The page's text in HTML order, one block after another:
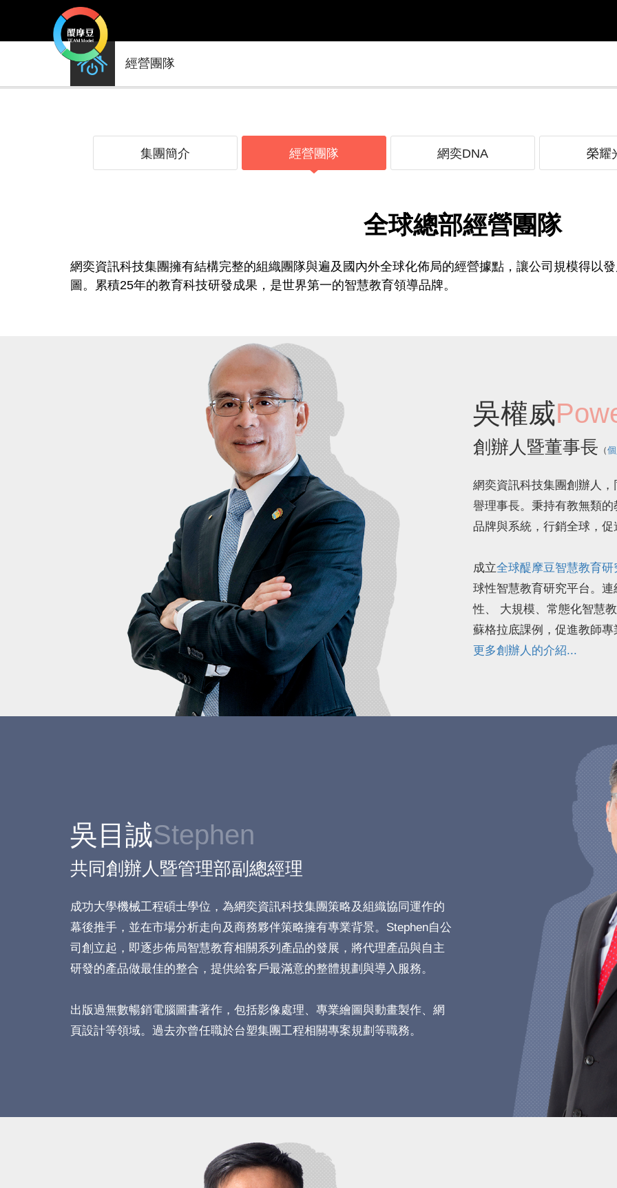
經營團隊
集團簡介 經營團隊 網奕DNA 榮耀
全球總部經營團隊
網奕資訊科技集團擁有結構完整的組織團隊與遍及國內外全球化佈局的經營據點，讓公司規模得以
圖。累積25年的教育科技研發成果，是世界第一的智慧教育領導品牌。
吳權威
創辦人暨董事長 （
網奕資訊科技集團創辦人
譽理事長。秉持有教無類
品牌與系統，行銷全球，
成立全球醍摩豆智慧教育研
球性智慧教育研究平台。
性、 大規模、常態化智慧
蘇格拉底課例，促進教師
更多創辦人的介紹...
吳目誠Stephen
共同創辦人暨管理部副總經理
成功大學機械工程碩士學位，為網奕資訊科技集團策略及組織協同運作的
幕後推手，並在市場分析走向及商務夥伴策略擁有專業背景。Stephen自公
司創立起，即逐步佈局智慧教育相關系列產品的發展，將代理產品與自主
研發的產品做最佳的整合，提供給客戶最滿意的整體規劃與導入服務。
出版過無數暢銷電腦圖書著作，包括影像處理、專業繪圖與動畫製作、網
頁設計等領域。過去亦曾任職於台塑集團工程相關專案規劃等職務。